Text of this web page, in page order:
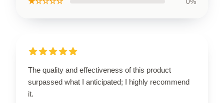
The quality and effectiveness of this product
surpassed what I anticipated; I highly recommend
it.